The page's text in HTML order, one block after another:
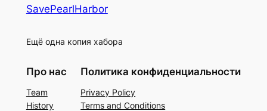
SavePearlHarbor
Ещё одна копия хабора
Про нас
Team
History
Политика конфиденциальности
Privacy Policy
Terms and Conditions